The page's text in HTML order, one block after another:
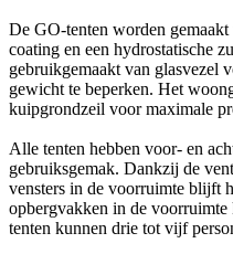
De GO-tenten worden
coating en een hydrostatische
gebruikgemaakt van glasvezel
gewicht te beperken. Het
kuipgrondzeil voor maximale
Alle tenten hebben voor- en
gebruiksgemak. Dankzij de
vensters in de voorruimte blijft
opbergvakken in de voorruimte
tenten kunnen drie tot vijf